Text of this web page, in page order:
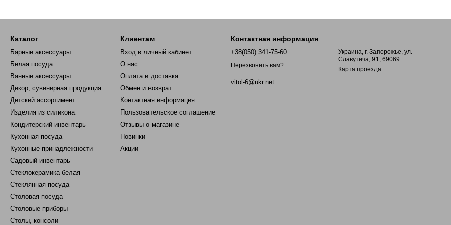
Каталог
Барные аксессуары
Белая посуда
Ванные аксессуары
Декор, сувенирная продукция
Детский ассортимент
Изделия из силикона
Кондитерский инвентарь
Кухонная посуда
Кухонные принадлежности
Садовый инвентарь
Стеклокерамика белая
Стеклянная посуда
Столовая посуда
Столовые приборы
Столы, консоли
Клиентам
Вход в личный кабинет
О нас
Оплата и доставка
Обмен и возврат
Контактная информация
Пользовательское соглашение
Отзывы о магазине
Новинки
Акции
Контактная информация
+38(050) 341-75-60
Перезвонить вам?
vitol-6@ukr.net
Украина, г. Запорожье, ул.
Славутича, 91, 69069
Карта проезда